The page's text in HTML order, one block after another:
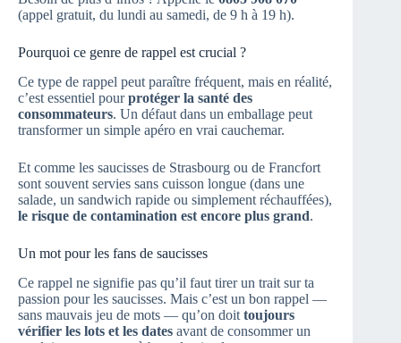
(appel gratuit, du lundi au samedi, de 9 h à 19 h).
Pourquoi ce genre de rappel est crucial ?
Ce type de rappel peut paraître fréquent, mais en réalité,
c’est essentiel pourprotéger la santé des
consommateurs. Un défaut dans un emballage peut
transformer un simple apéro en vrai cauchemar.
Et comme les saucisses de Strasbourg ou de Francfort
sont souvent servies sans cuisson longue (dans une
salade, un sandwich rapide ou simplement réchauffées),
le risque de contamination est encore plus grand.
Un mot pour les fans de saucisses
Ce rappel ne signifie pas qu’il faut tirer un trait sur ta
passion pour les saucisses. Mais c’est un bon rappel —
sans mauvais jeu de mots — qu’on doit toujours
vérifier les lots et les dates avant de consommer un